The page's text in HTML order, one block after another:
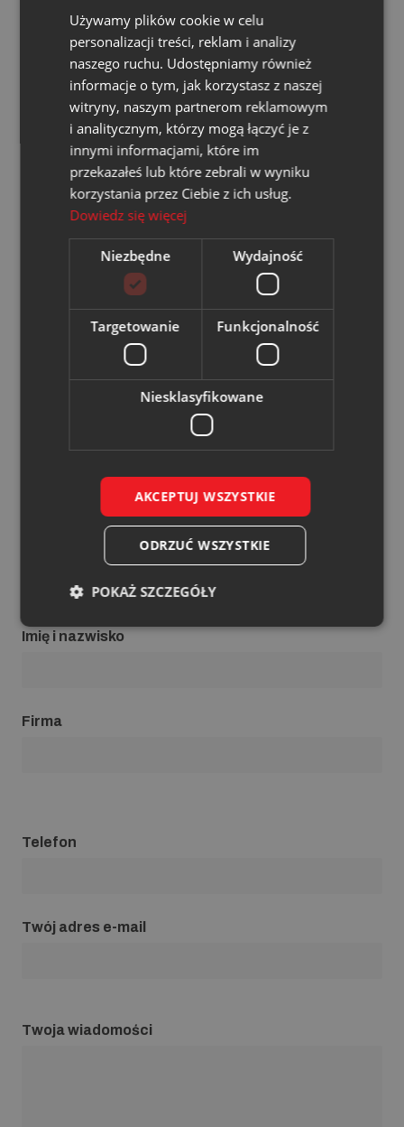
ul. Górnicza 23
32-590 Libiąż
Zakład Ciepłowniczy "Piast"
43-155 Bieruń
Zakład Ciepłowniczy
"Ziemowit"
43-143 Lędziny
Formularz kontaktowy
Imię i nazwisko
Firma
Telefon
Twój adres e-mail
Twoja wiadomości
Używamy plików cookie w celu
personalizacji treści, reklam i analizy
naszego ruchu. Udostępniamy również
informacje o tym, jak korzystasz z naszej
witryny, naszym partnerom reklamowym
i analitycznym, którzy mogą łączyć je z
innymi informacjami, które im
przekazałeś lub które zebrali w wyniku
korzystania przez Ciebie z ich usług.
Dowiedz się więcej
Niezbędne Wydajność
Targetowanie Funkcjonalność
Niesklasyfikowane
AKCEPTUJ WSZYSTKIE
ODRZUĆ WSZYSTKIE
POKAŻ SZCZEGÓŁY